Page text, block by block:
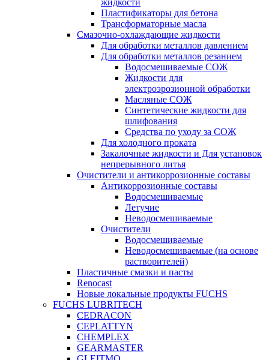
жидкости
Пластификаторы для бетона
Трансформаторные масла
Смазочно-охлаждающие жидкости
Для обработки металлов давлением
Для обработки металлов резанием
Водосмешиваемые СОЖ
Жидкости для
электроэрозионной обработки
Масляные СОЖ
Синтетические жидкости для
шлифования
Средства по уходу за СОЖ
Для холодного проката
Закалочные жидкости и Для установок
непрерывного литья
Очистители и антикоррозионные составы
Антикоррозионные составы
Водосмешиваемые
Летучие
Неводосмешиваемые
Очистители
Водосмешиваемые
Неводосмешиваемые (на основе
растворителей)
Пластичные смазки и пасты
Renocast
Новые локальные продукты FUCHS
FUCHS LUBRITECH
CEDRACON
CEPLATTYN
CHEMPLEX
GEARMASTER